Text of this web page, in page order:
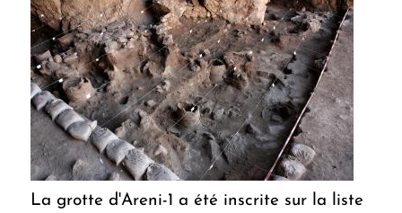
La grotte d'Areni-1 a été inscrite sur la liste